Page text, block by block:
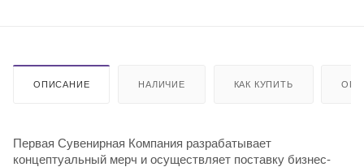
ОПИСАНИЕ НАЛИЧИЕ КАК КУПИТЬ
Первая Сувенирная Компания разрабатывает
концептуальный мерч и осуществляет поставку бизнес-